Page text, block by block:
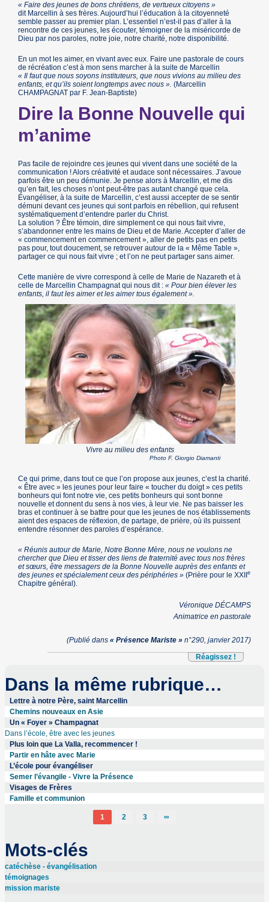
« Faire des jeunes de bons chrétiens, de vertueux citoyens »
dit Marcellin à ses frères. Aujourd’hui l’éducation à la citoyenneté
semble passer au premier plan. L’essentiel n’est-il pas d’aller à la
rencontre de ces jeunes, les écouter, témoigner de la miséricorde de
Dieu par nos paroles, notre joie, notre charité, notre disponibilité.
En un mot les aimer, en vivant avec eux. Faire une pastorale de cours
de récréation c’est à mon sens marcher à la suite de Marcellin
« Il faut que nous soyons instituteurs, que nous vivions au milieu des
enfants, et qu’ils soient longtemps avec nous ». (Marcellin
CHAMPAGNAT par F. Jean-Baptiste)
Dire la Bonne Nouvelle qui
m’anime
Pas facile de rejoindre ces jeunes qui vivent dans une société de la
communication ! Alors créativité et audace sont nécessaires. J’avoue
parfois être un peu démunie. Je pense alors à Marcellin, et me dis
qu’en fait, les choses n’ont peut-être pas autant changé que cela.
Évangéliser, à la suite de Marcellin, c’est aussi accepter de se sentir
démuni devant ces jeunes qui sont parfois en rébellion, qui refusent
systématiquement d’entendre parler du Christ.
La solution ? Être témoin, dire simplement ce qui nous fait vivre,
s’abandonner entre les mains de Dieu et de Marie. Accepter d’aller de
« commencement en commencement », aller de petits pas en petits
pas pour, tout doucement, se retrouver autour de la « Même Table »,
partager ce qui nous fait vivre ; et l’on ne peut partager sans aimer.
Cette manière de vivre correspond à celle de Marie de Nazareth et à
celle de Marcellin Champagnat qui nous dit :« Pour bien élever les
enfants, il faut les aimer et les aimer tous également ».
Vivre au milieu des enfants
Photo F. Giorgio Diamanti
Ce qui prime, dans tout ce que l’on propose aux jeunes, c’est la charité.
« Être avec » les jeunes pour leur faire « toucher du doigt » ces petits
bonheurs qui font notre vie, ces petits bonheurs qui sont bonne
nouvelle et donnent du sens à nos vies, à leur vie. Ne pas baisser les
bras et continuer à se battre pour que les jeunes de nos établissements
aient des espaces de réflexion, de partage, de prière, où ils puissent
entendre résonner des paroles d’espérance.
« Réunis autour de Marie, Notre Bonne Mère, nous ne voulons ne
chercher que Dieu et tisser des liens de fraternité avec tous nos frères
et sœurs, être messagers de la Bonne Nouvelle auprès des enfants et
des jeunes et spécialement ceux des périphéries » (Prière pour le XXIIe
Chapitre général).
Véronique DÉCAMPS
Animatrice en pastorale
(Publié dans « Présence Mariste »n°290, janvier 2017)
Réagissez !
Dans la même rubrique…
Lettre à notre Père, saint Marcellin
Chemins nouveaux en Asie
Un « Foyer » Champagnat
Dans l’école, être avec les jeunes
Plus loin que La Valla, recommencer !
Partir en hâte avec Marie
L’école pour évangéliser
Semer l’évangile - Vivre la Présence
Visages de Frères
Famille et communion
1 2 3 ∞
Mots-clés
catéchèse - évangélisation
témoignages
mission mariste